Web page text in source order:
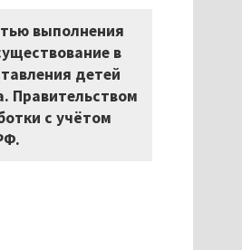
выполнения
в
детей
Правительством
с учётом